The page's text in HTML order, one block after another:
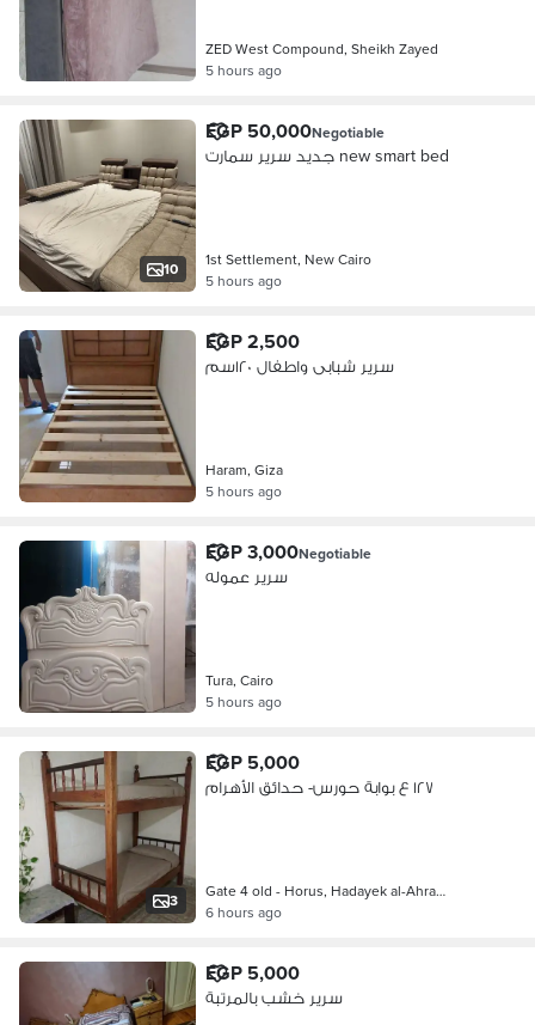
ZED West Compound, Sheikh Zayed
5 hours ago
10
EGP 50,000Negotiable
جديد سرير سمارت new smart bed
1st Settlement, New Cairo
5 hours ago
EGP 2,500
سرير شبابى واطفال ١٢٠سم
Haram, Giza
5 hours ago
EGP 3,000Negotiable
سرير عموله
Tura, Cairo
5 hours ago
3
EGP 5,000
١٢٧ ع بوابة حورس- حدائق الأهرام
Gate 4 old - Horus, Hadayek al-Ahra…
6 hours ago
EGP 5,000
سرير خشب بالمرتبة